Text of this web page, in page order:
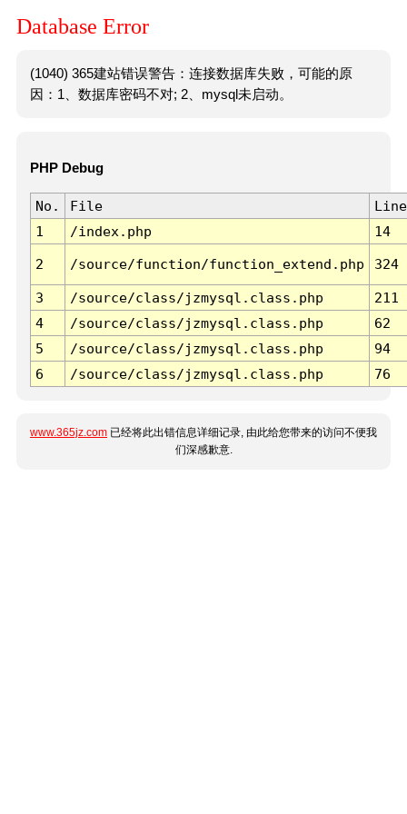
Database Error
(1040) 365建站错误警告：连接数据库失败，可能的原
因：1、数据库密码不对; 2、mysql未启动。
PHP Debug
No. File
Line
1
/index.php 14
2 /source/function/function_extend.php 324
3 /source/class/jzmysql.class.php
211
4
/source/class/jzmysql.class.php
62
5
/source/class/jzmysql.class.php
94
6
/source/class/jzmysql.class.php 76
www.365jz.com 已经将此出错信息详细记录, 由此给您带来的访问不便我
们深感歉意.